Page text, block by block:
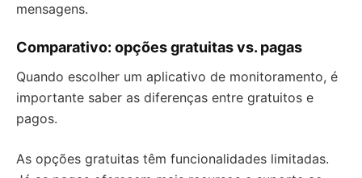
mensagens.
Comparativo: opções gratuitas vs. pagas
Quando escolher um aplicativo de monitoramento, é
importante saber as diferenças entre gratuitos e
pagos.
As opções gratuitas têm funcionalidades limitadas.